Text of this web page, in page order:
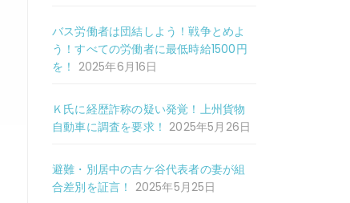
バス労働者は団結しよう！戦争とめよ
う！すべての労働者に最低時給1500円
を！ 2025年6月16日
Ｋ氏に経歴詐称の疑い発覚！上州貨物
自動車に調査を要求！ 2025年5月26日
避難・別居中の吉ケ谷代表者の妻が組
合差別を証言！ 2025年5月25日